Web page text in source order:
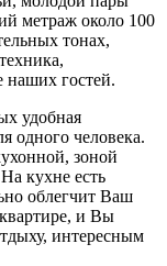
метраж около 100
тонах,
наших гостей.
удобная
одного человека.
зоной
кухне есть
облегчит Ваш
и Вы
интересным